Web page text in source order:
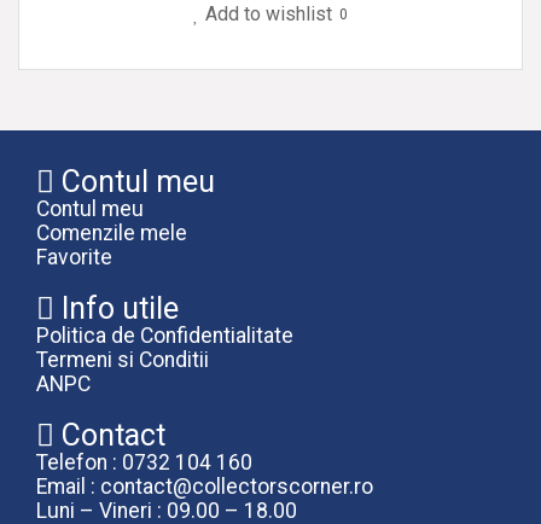
Add to wishlist 0
Contul meu
Contul meu
Comenzile mele
Favorite
Info utile
Politica de Confidentialitate
Termeni si Conditii
ANPC
Contact
Telefon : 0732 104 160
Email : contact@collectorscorner.ro
Luni – Vineri : 09.00 – 18.00